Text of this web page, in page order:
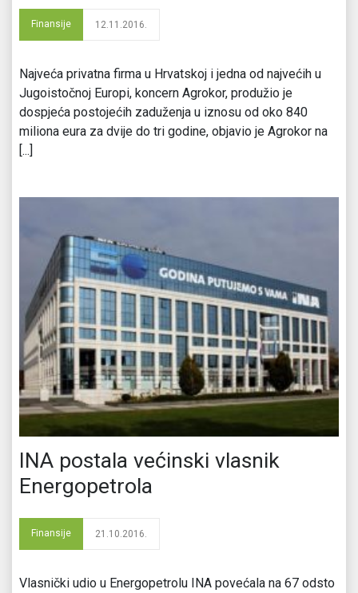
Finansije 12.11.2016.
Najveća privatna firma u Hrvatskoj i jedna od najvećih u
Jugoistočnoj Europi, koncern Agrokor, produžio je
dospjeća postojećih zaduženja u iznosu od oko 840
miliona eura za dvije do tri godine, objavio je Agrokor na
[...]
INA postala većinski vlasnik
Energopetrola
Finansije 21.10.2016.
Vlasnički udio u Energopetrolu INA povećala na 67 odsto